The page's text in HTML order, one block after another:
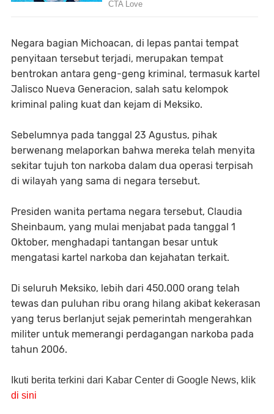
Negara bagian Michoacan, di lepas pantai tempat
penyitaan tersebut terjadi, merupakan tempat
bentrokan antara geng-geng kriminal, termasuk kartel
Jalisco Nueva Generacion, salah satu kelompok
kriminal paling kuat dan kejam di Meksiko.
Sebelumnya pada tanggal 23 Agustus, pihak
berwenang melaporkan bahwa mereka telah menyita
sekitar tujuh ton narkoba dalam dua operasi terpisah
di wilayah yang sama di negara tersebut.
Presiden wanita pertama negara tersebut, Claudia
Sheinbaum, yang mulai menjabat pada tanggal 1
Oktober, menghadapi tantangan besar untuk
mengatasi kartel narkoba dan kejahatan terkait.
Di seluruh Meksiko, lebih dari 450.000 orang telah
tewas dan puluhan ribu orang hilang akibat kekerasan
yang terus berlanjut sejak pemerintah mengerahkan
militer untuk memerangi perdagangan narkoba pada
tahun 2006.
Ikuti berita terkini dari Kabar Center di Google News, klik
di sini